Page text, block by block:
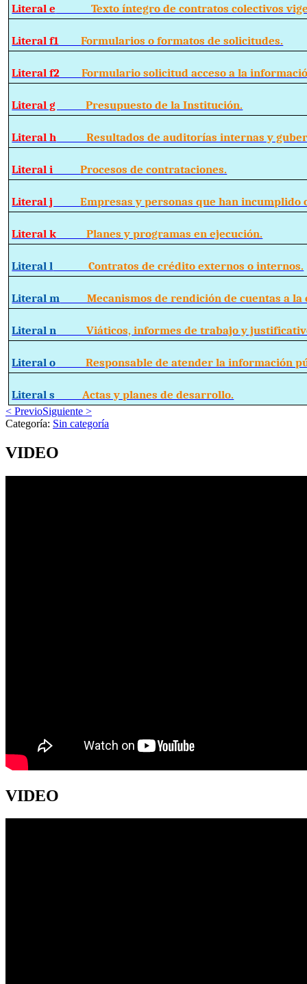
Literal e Texto íntegro de contratos colectivos
Literal f1Formularios o formatos de solicitudes.
Literal f2Formulario solicitud acceso a la
Literal gPresupuesto de la Institución.
Literal h Resultados de auditorías internas y
Literal iProcesos de contrataciones.
Literal jEmpresas y personas que han incumplido
Literal k Planes y programas en ejecución.
Literal l Contratos de crédito externos o internos.
Literal m Mecanismos de rendición de cuentas a la
Literal n Viáticos, informes de trabajo y
Literal o Responsable de atender la información
Literal s Actas y planes de desarrollo.
< PrevioSiguiente >
Categoría: Sin categoría
VIDEO
VIDEO